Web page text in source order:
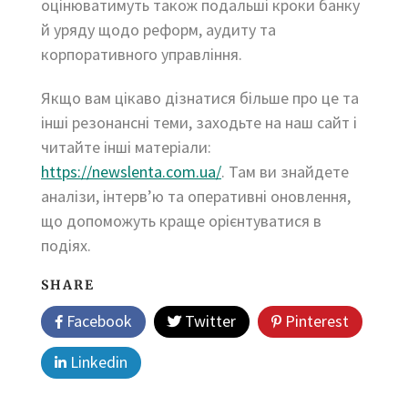
оцінюватимуть також подальші кроки банку
й уряду щодо реформ, аудиту та
корпоративного управління.
Якщо вам цікаво дізнатися більше про це та
інші резонансні теми, заходьте на наш сайт і
читайте інші матеріали:
https://newslenta.com.ua/. Там ви знайдете
аналізи, інтерв’ю та оперативні оновлення,
що допоможуть краще орієнтуватися в
подіях.
SHARE
Facebook Twitter
Pinterest
Linkedin